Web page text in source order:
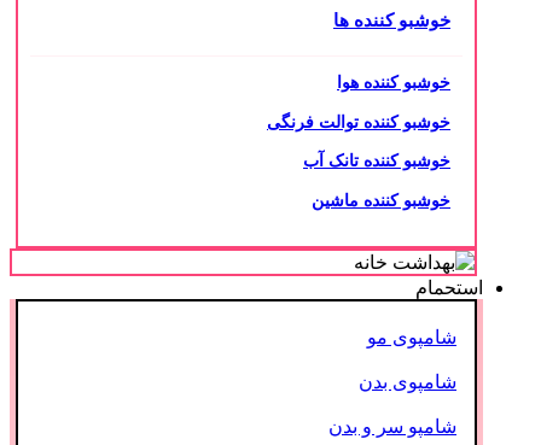
خوشبو کننده ها
خوشبو کننده هوا
خوشبو کننده توالت فرنگی
خوشبو کننده تانک آب
خوشبو کننده ماشین
استحمام
شامپوی مو
شامپوی بدن
شامپو سر و بدن